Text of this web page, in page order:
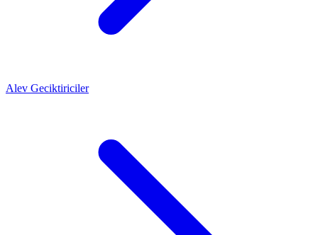
Alev Geciktiriciler